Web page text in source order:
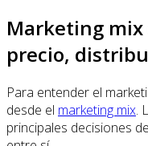
Marketing mix
precio,
Para entender el
desde el marketing mix.
principales decisiones